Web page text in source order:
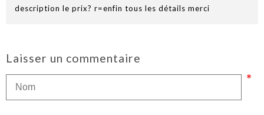
description le prix? r=enfin tous les détails merci
Laisser un commentaire